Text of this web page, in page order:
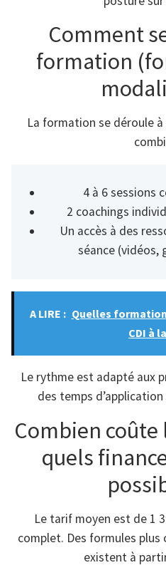
Comment
formation
La formation se déroule
4 à 6 sessions
2 coachings
Un accès à des
séance (vidéos,
A LIRE : Quelles
CDI à
Le rythme est adapté aux
des temps
Combien
quels
Le tarif moyen est de 1
complet. Des formules
existent à